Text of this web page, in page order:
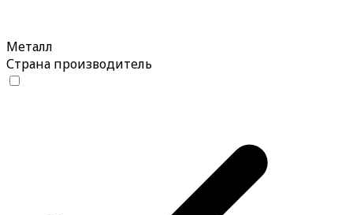
Металл
Страна производитель